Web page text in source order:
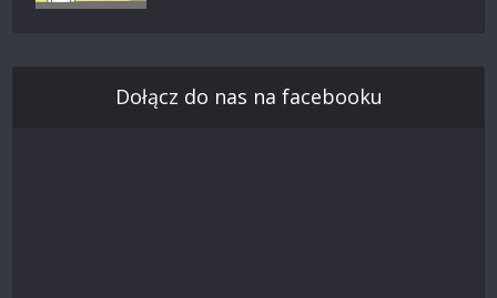
Dołącz do nas na facebooku